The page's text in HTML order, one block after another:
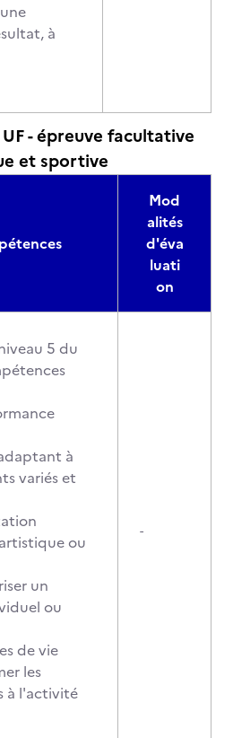
à
UF - épreuve facultative
et sportive
Mod
alités
d'éva
luati
on
5 du
à
variés et
ou
un
ou
de vie
les
à l'activité
-